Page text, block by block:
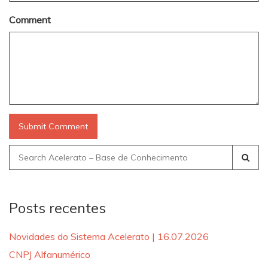
Comment
Search
for:
Posts recentes
Novidades do Sistema Acelerato | 16.07.2026
CNPJ Alfanumérico